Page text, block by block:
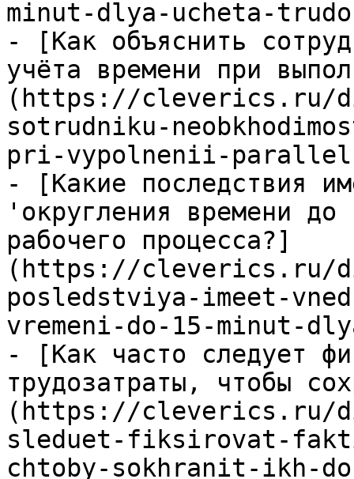
minut-dlya-ucheta-
- [Как объяснить
учёта времени при
(https://cleverics.ru/
sotrudniku-
pri-vypolnenii-
- [Какие последствия
'округления времени
рабочего процесса?]
(https://cleverics.ru/
posledstviya-imeet-
vremeni-do-15-minut-
- [Как часто следует
трудозатраты, чтобы
(https://cleverics.ru/
sleduet-fiksirovat-
chtoby-sokhranit-ikh-